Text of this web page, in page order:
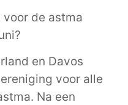
de astma
en Davos
voor alle
Na een